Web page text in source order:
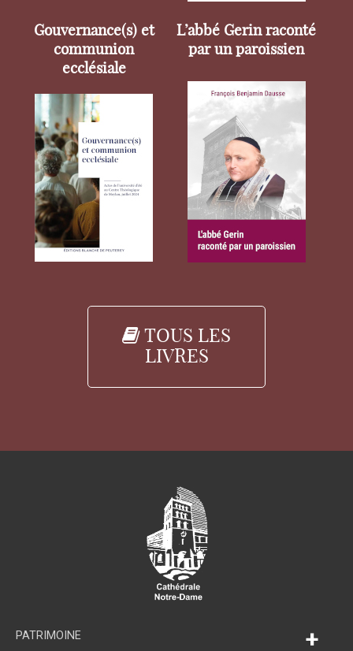
Gouvernance(s) et
communion
ecclésiale
L’abbé Gerin raconté
par un paroissien
TOUS LES
LIVRES
PATRIMOINE +